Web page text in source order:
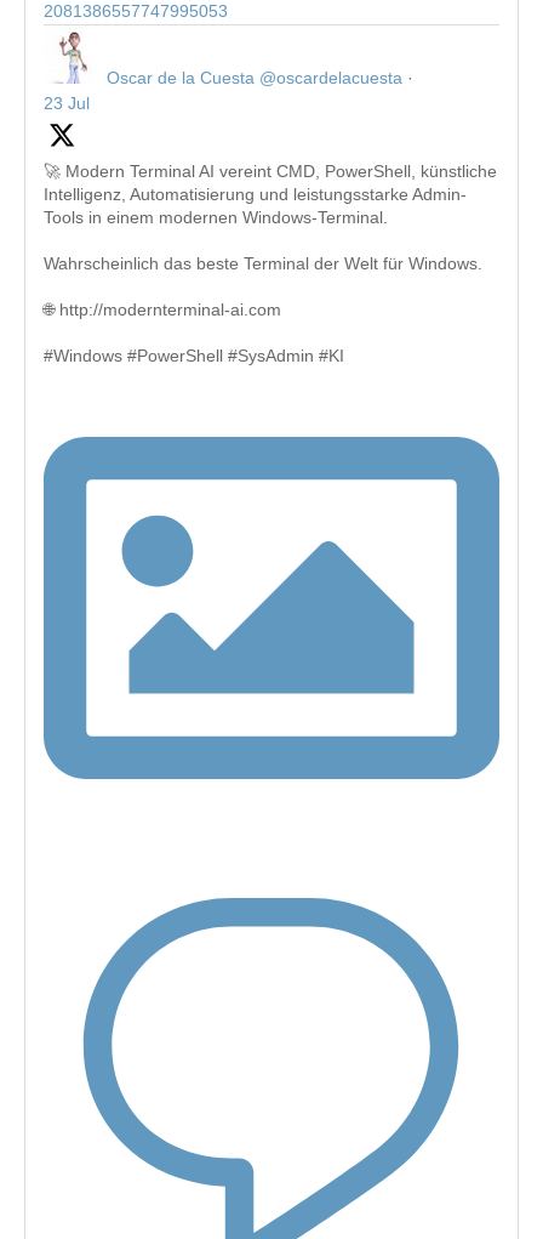
2081386557747995053
Oscar de la Cuesta @oscardelacuesta ·
23 Jul
🚀 Modern Terminal AI vereint CMD, PowerShell, künstliche
Intelligenz, Automatisierung und leistungsstarke Admin-
Tools in einem modernen Windows-Terminal.
Wahrscheinlich das beste Terminal der Welt für Windows.
🌐 http://modernterminal-ai.com
#Windows #PowerShell #SysAdmin #KI